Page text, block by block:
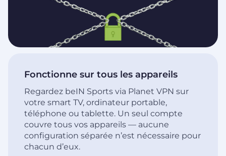
Fonctionne sur tous les appareils
Regardez beIN Sports via Planet VPN sur
votre smart TV, ordinateur portable,
téléphone ou tablette. Un seul compte
couvre tous vos appareils — aucune
configuration séparée n’est nécessaire pour
chacun d’eux.